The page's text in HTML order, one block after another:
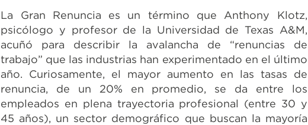
La Gran Renuncia es un término que Anthony Klotz,
psicólogo y profesor de la Universidad de Texas A&M,
acuñó para describir la avalancha de “renuncias de
trabajo” que las industrias han experimentado en el último
año. Curiosamente, el mayor aumento en las tasas de
renuncia, de un 20% en promedio, se da entre los
empleados en plena trayectoria profesional (entre 30 y
45 años), un sector demográfico que buscan la mayoría